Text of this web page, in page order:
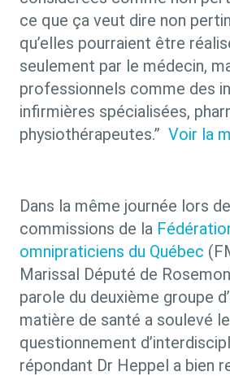
ce que ça veut dire non
qu’elles pourraient être
seulement par le médecin,
professionnels comme des
infirmières spécialisées,
physiothérapeutes.” Voir la
Dans la même journée lors
commissions de la
omnipraticiens du Québec
Marissal Député de
parole du deuxième groupe
matière de santé a soulevé le
questionnement
répondant Dr Heppel a bien